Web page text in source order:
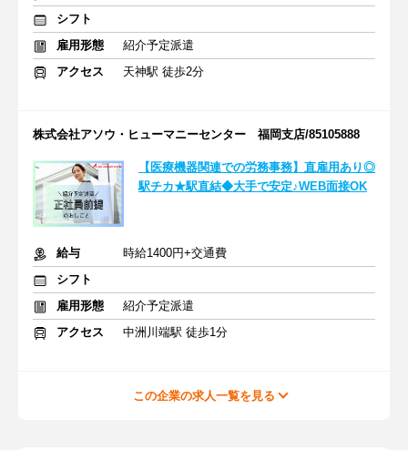
シフト
雇用形態
紹介予定派遣
アクセス
天神駅 徒歩2分
株式会社アソウ・ヒューマニーセンター 福岡支店/85105888
【医療機器関連での労務事務】直雇用あり◎
駅チカ★駅直結◆大手で安定♪WEB面接OK
給与
時給1400円+交通費
シフト
雇用形態
紹介予定派遣
アクセス
中洲川端駅 徒歩1分
この企業の求人一覧を見る